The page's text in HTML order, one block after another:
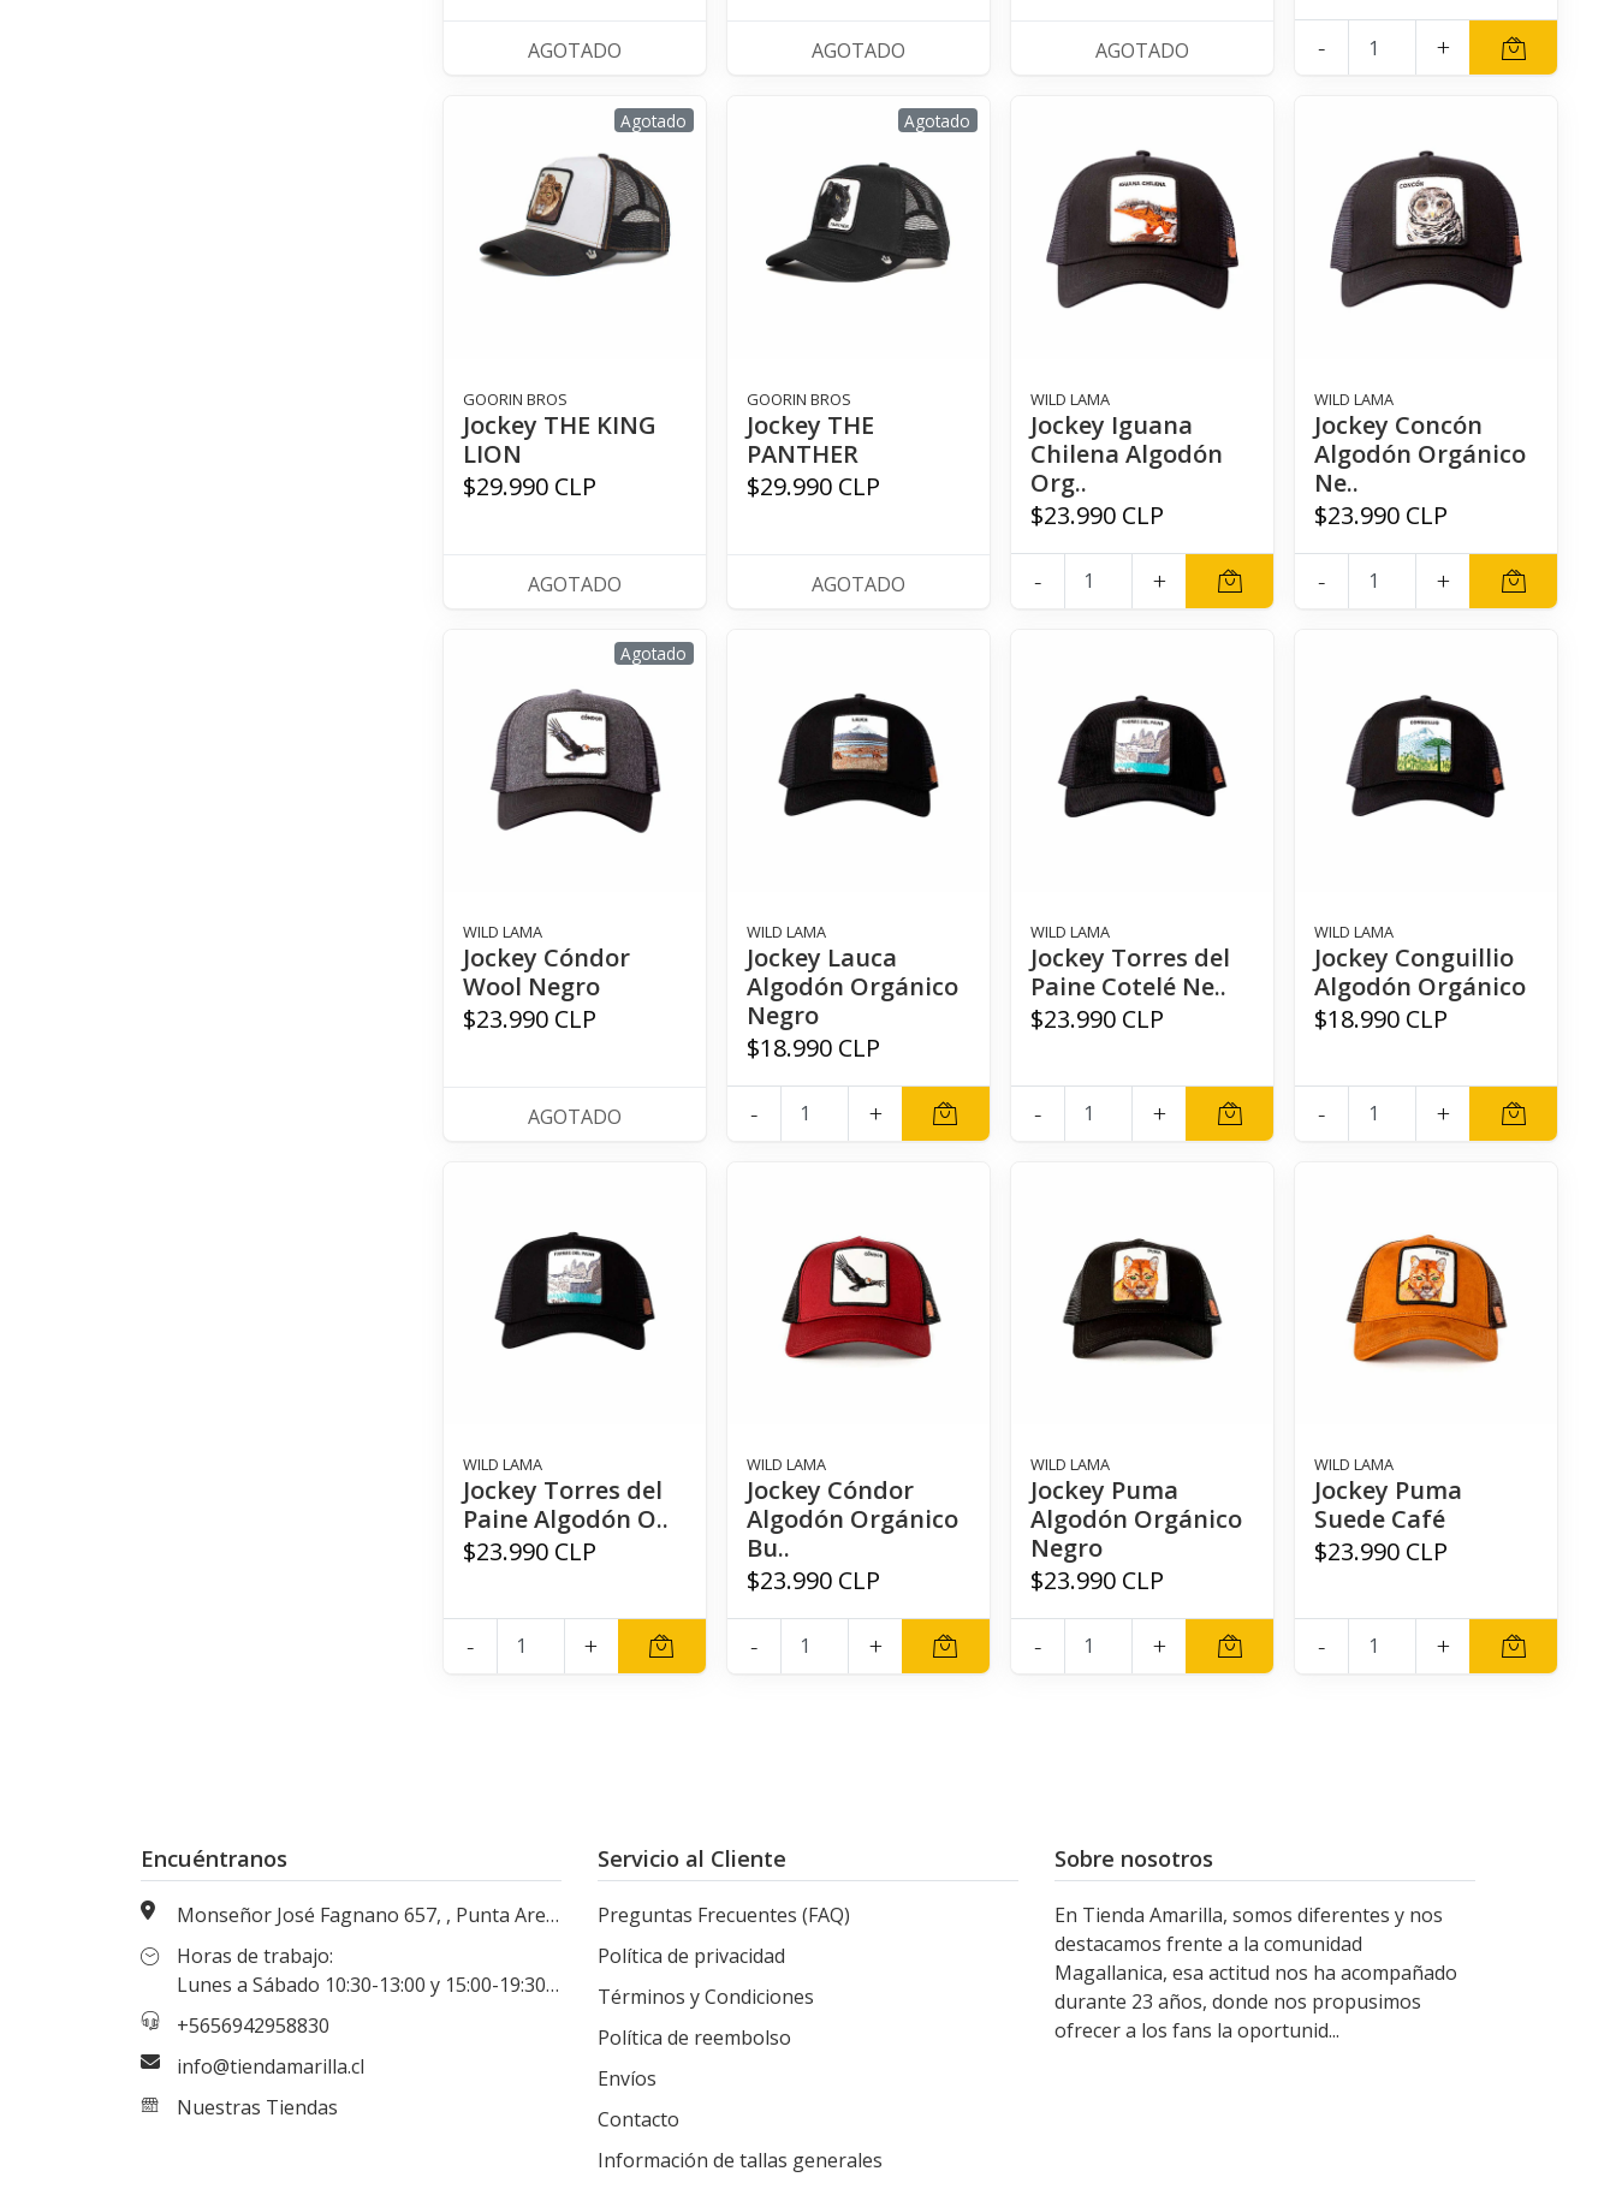
AGOTADO AGOTADO AGOTADO - +
Agotado
GOORIN BROS
Jockey THE KING
LION
$29.990 CLP
AGOTADO
Agotado
GOORIN BROS
Jockey THE
PANTHER
$29.990 CLP
AGOTADO
WILD LAMA
Jockey Iguana
Chilena Algodón
Org..
$23.990 CLP
- +
WILD LAMA
Jockey Concón
Algodón Orgánico
Ne..
$23.990 CLP
- +
Agotado
WILD LAMA
Jockey Cóndor
Wool Negro
$23.990 CLP
AGOTADO
WILD LAMA
Jockey Lauca
Algodón Orgánico
Negro
$18.990 CLP
- +
WILD LAMA
Jockey Torres del
Paine Cotelé Ne..
$23.990 CLP
- +
WILD LAMA
Jockey Conguillio
Algodón Orgánico
$18.990 CLP
- +
WILD LAMA
Jockey Torres del
Paine Algodón O..
$23.990 CLP
- +
WILD LAMA
Jockey Cóndor
Algodón Orgánico
Bu..
$23.990 CLP
- +
WILD LAMA
Jockey Puma
Algodón Orgánico
Negro
$23.990 CLP
- +
WILD LAMA
Jockey Puma
Suede Café
$23.990 CLP
- +
Encuéntranos
Monseñor José Fagnano 657, , Punta Arenas, Magallanes, Chile
Horas de trabajo:
Lunes a Sábado 10:30-13:00 y 15:00-19:30 hrs
+5656942958830
info@tiendamarilla.cl
Nuestras Tiendas
Servicio al Cliente
Preguntas Frecuentes (FAQ)
Política de privacidad
Términos y Condiciones
Política de reembolso
Envíos
Contacto
Información de tallas generales
Sobre nosotros
En Tienda Amarilla, somos diferentes y nos
destacamos frente a la comunidad
Magallanica, esa actitud nos ha acompañado
durante 23 años, donde nos propusimos
ofrecer a los fans la oportunid...